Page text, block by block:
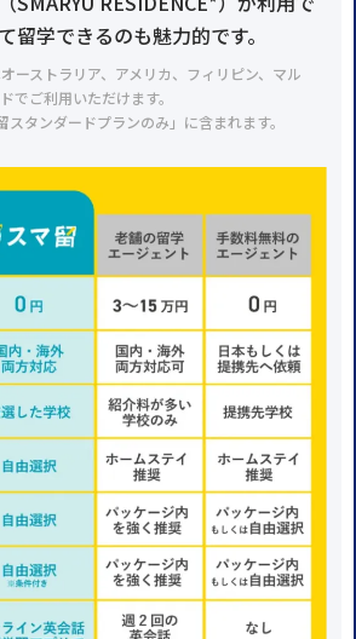
留学できるのも魅力的です。
オーストラリア、アメリカ、フィリピン、マル
でご利用いただけます。
タンダードプランのみ」に含まれます。